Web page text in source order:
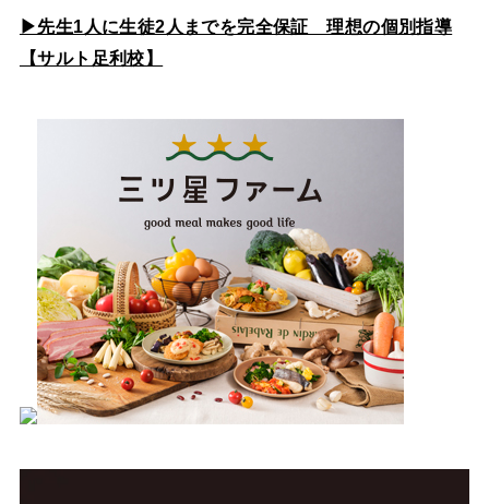
▶先生1人に生徒2人までを完全保証 理想の個別指導
【サルト足利校】